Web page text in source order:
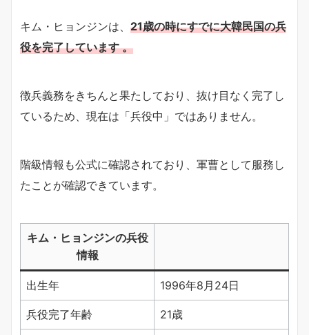
キム・ヒョンジンは、 21歳の時にすでに大韓民国の兵
役を完了しています 。
徴兵義務をきちんと果たしており、抜け目なく完了し
ているため、現在は「兵役中」ではありません。
階級情報も公式に確認されており、軍曹として服務し
たことが確認できています。
キム・ヒョンジンの兵役
情報
出生年 1996年8月24日
兵役完了年齢 21歳